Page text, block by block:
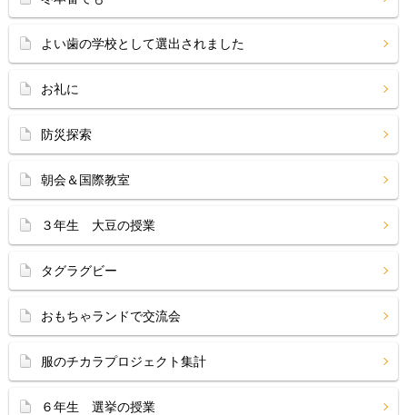
よい歯の学校として選出されました
お礼に
防災探索
朝会＆国際教室
３年生 大豆の授業
タグラグビー
おもちゃランドで交流会
服のチカラプロジェクト集計
６年生 選挙の授業